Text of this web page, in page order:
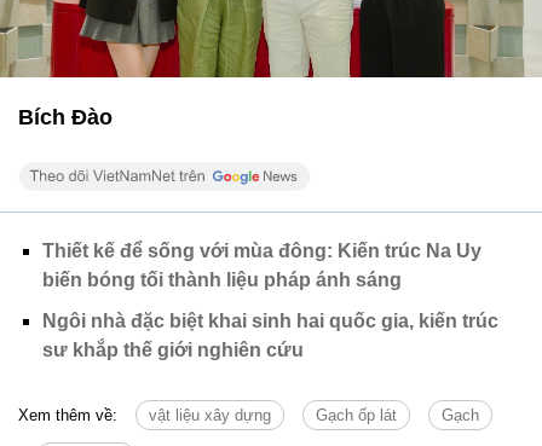
Bích Đào
Thiết kế để sống với mùa đông: Kiến trúc Na Uy
biến bóng tối thành liệu pháp ánh sáng
Ngôi nhà đặc biệt khai sinh hai quốc gia, kiến trúc
sư khắp thế giới nghiên cứu
Xem thêm về: vật liệu xây dựng Gạch ốp lát Gạch